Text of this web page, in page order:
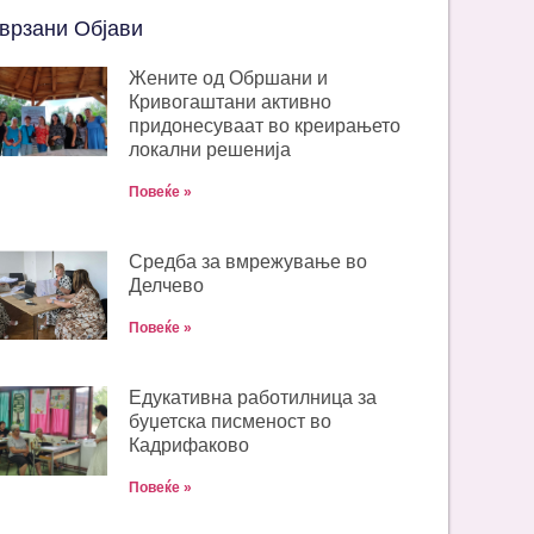
Објави
Жените од Обршани и
Кривогаштани активно
придонесуваат во креирањето
локални решенија
Повеќе »
Средба за вмрежување во
Делчево
Повеќе »
Едукативна работилница за
буџетска писменост во
Кадрифаково
Повеќе »